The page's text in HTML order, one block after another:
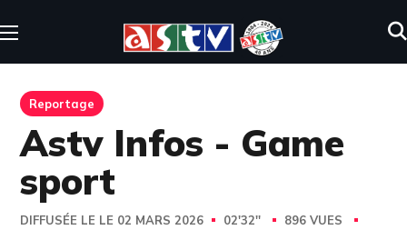
Reportage
Astv Infos - Game
sport
DIFFUSÉE LE LE 02 MARS 2026 02'32''
896 VUES